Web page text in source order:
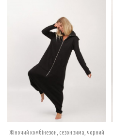
Жіночий комбінезон, сезон зима, чорний